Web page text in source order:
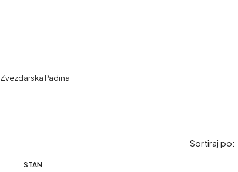
Zvezdarska Padina
Sortiraj po:
STAN